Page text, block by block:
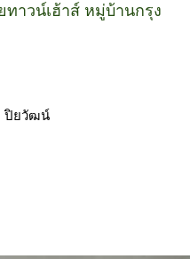
าวน์เฮ้าส์ หมู่บ้านกรุง
ปิยวัฒน์